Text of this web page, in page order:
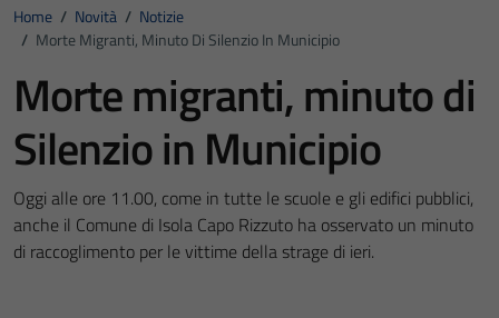
Home / Novità / Notizie
/ Morte Migranti, Minuto Di Silenzio In Municipio
Morte migranti, minuto di
Silenzio in Municipio
Oggi alle ore 11.00, come in tutte le scuole e gli edifici pubblici,
anche il Comune di Isola Capo Rizzuto ha osservato un minuto
di raccoglimento per le vittime della strage di ieri.